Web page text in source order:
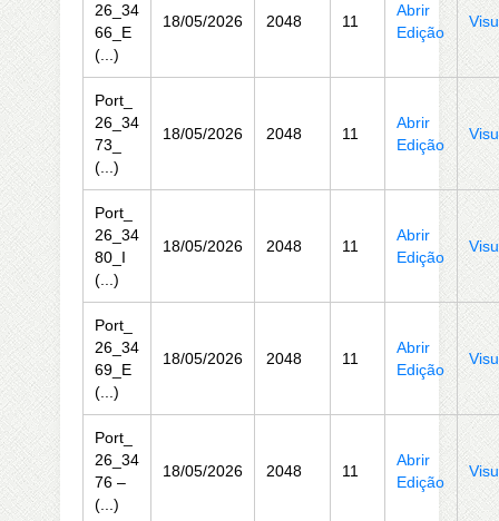
26_34
66_E
(...)
18/05/2026 2048 11
Abrir
Edição
Port_
26_34
73_
(...)
18/05/2026 2048 11
Abrir
Edição
Port_
26_34
80_I
(...)
18/05/2026 2048 11
Abrir
Edição
Port_
26_34
69_E
(...)
18/05/2026 2048 11
Abrir
Edição
Port_
26_34
76 –
(...)
18/05/2026 2048 11
Abrir
Edição